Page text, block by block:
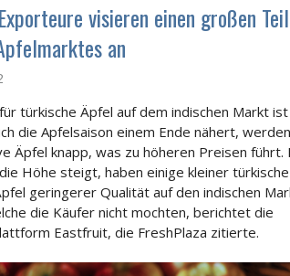
visieren einen großen
an
türkische Äpfel auf dem indischen Markt
die Apfelsaison einem Ende nähert, werden
Äpfel knapp, was zu höheren Preisen führt.
Höhe steigt, haben einige kleiner türkische
geringerer Qualität auf den indischen
die Käufer nicht mochten, berichtet die
Eastfruit, die FreshPlaza zitierte.